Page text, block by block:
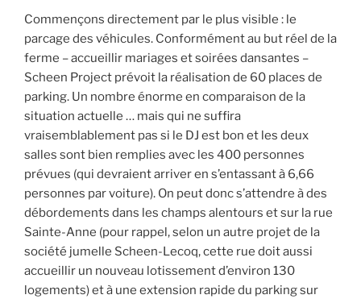
Commençons directement par le plus visible : le
parcage des véhicules. Conformément au but réel de la
ferme – accueillir mariages et soirées dansantes –
Scheen Project prévoit la réalisation de 60 places de
parking. Un nombre énorme en comparaison de la
situation actuelle … mais qui ne suffira
vraisemblablement pas si le DJ est bon et les deux
salles sont bien remplies avec les 400 personnes
prévues (qui devraient arriver en s’entassant à 6,66
personnes par voiture). On peut donc s’attendre à des
débordements dans les champs alentours et sur la rue
Sainte-Anne (pour rappel, selon un autre projet de la
société jumelle Scheen-Lecoq, cette rue doit aussi
accueillir un nouveau lotissement d’environ 130
logements) et à une extension rapide du parking sur